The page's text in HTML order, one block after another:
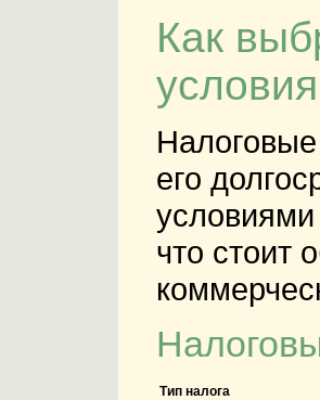
Как
его
что стоит
Тип налога